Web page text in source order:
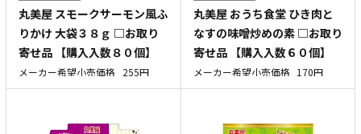
丸美屋 スモークサーモン風ふ
りかけ 大袋３８ｇ □お取り
寄せ品 【購入入数８０個】
メーカー希望小売価格 255円
丸美屋 おうち食堂 ひき肉と
なすの味噌炒めの素 □お取り
寄せ品 【購入入数６０個】
メーカー希望小売価格 170円